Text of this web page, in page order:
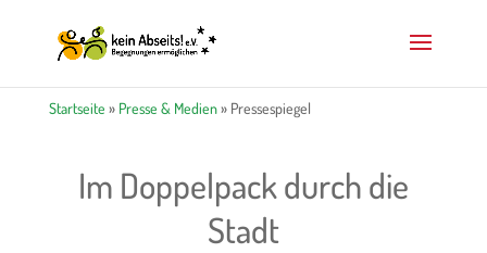
Startseite » Presse & Medien» Pressespiegel
Im Doppelpack durch die
Stadt